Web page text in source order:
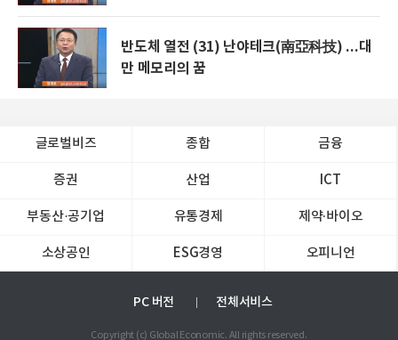
반도체 열전 (31) 난야테크(南亞科技) ...대
만 메모리의 꿈
글로벌비즈 종합 금융
증권 산업 ICT
부동산·공기업 유통경제 제약∙바이오
소상공인 ESG경영 오피니언
PC 버전 전체서비스
Copyright (c) Global Economic. All rights reserved.